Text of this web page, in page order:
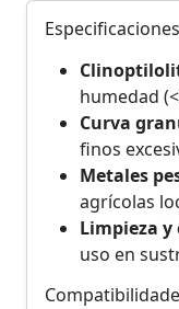
humedad
Curva
finos
Metales
agrícolas
Limpieza
uso en